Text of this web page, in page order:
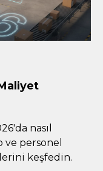
nasıl
personel
keşfedin.